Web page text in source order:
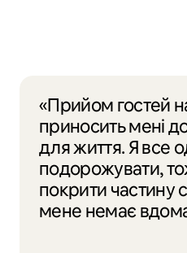
«Прийом гостей
приносить мені
для життя. Я все
подорожувати,
покрити частину
мене немає